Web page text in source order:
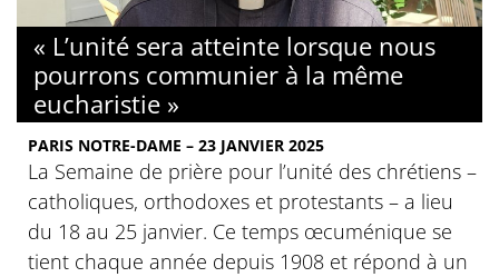
« L’unité sera atteinte lorsque nous
pourrons communier à la même
eucharistie »
PARIS NOTRE-DAME – 23 JANVIER 2025
La Semaine de prière pour l’unité des chrétiens –
catholiques, orthodoxes et protestants – a lieu
du 18 au 25 janvier. Ce temps œcuménique se
tient chaque année depuis 1908 et répond à un